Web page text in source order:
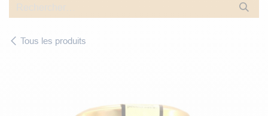
Tous les produits